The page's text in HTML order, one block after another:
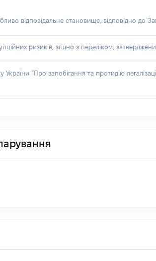
відповідальне становище, відповідно до
ризиків, згідно з переліком,
України “Про запобігання та протидію